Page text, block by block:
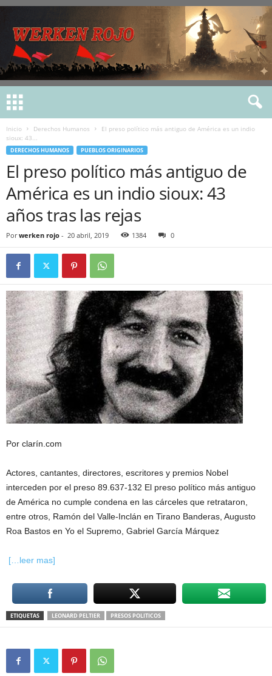
Inicio Derechos Humanos
El preso político más antiguo de América es un indio
sioux: 43...
DERECHOS HUMANOS PUEBLOS ORIGINARIOS
El preso político más antiguo de
América es un indio sioux: 43
años tras las rejas
Por werken rojo - 20 abril, 2019 1384 0
Por clarín.com
Actores, cantantes, directores, escritores y premios Nobel
interceden por el preso 89.637-132 El preso político más antiguo
de América no cumple condena en las cárceles que retrataron,
entre otros, Ramón del Valle-Inclán en Tirano Banderas, Augusto
Roa Bastos en Yo el Supremo, Gabriel García Márquez
[…leer mas]
ETIQUETAS LEONARD PELTIER PRESOS POLITICOS